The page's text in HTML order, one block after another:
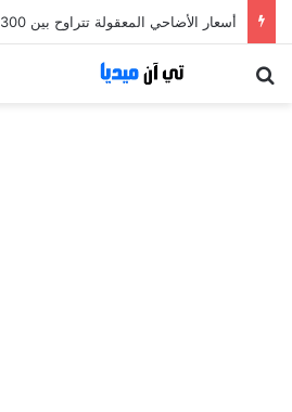
أسعار الأضاحي المعقولة تتراوح بين 1300 و1700 دينار